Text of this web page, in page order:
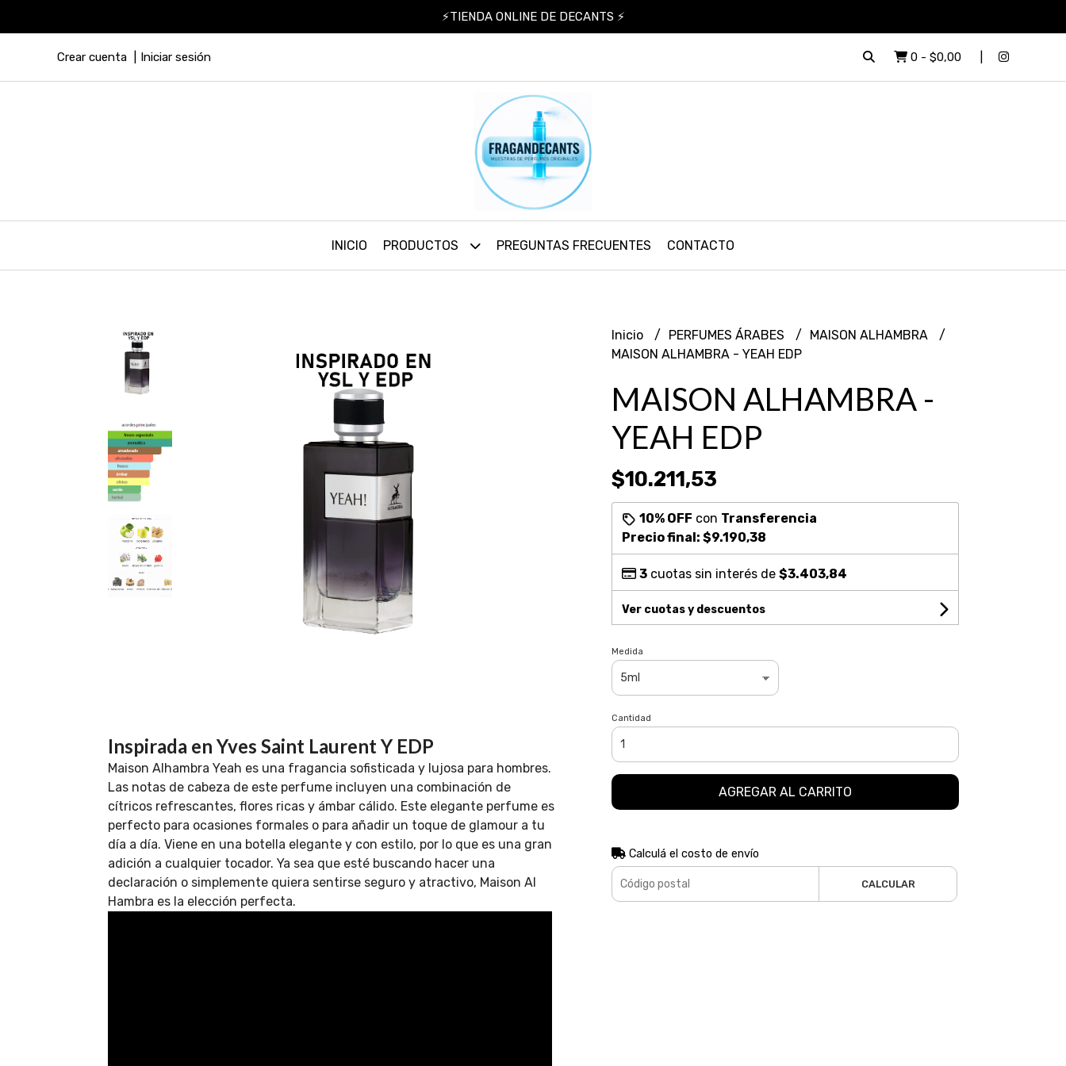
⚡TIENDA ONLINE DE DECANTS ⚡
Crear cuenta Iniciar sesión 0 - $0,00
INICIO PRODUCTOS PREGUNTAS FRECUENTES CONTACTO
Inspirada en Yves Saint Laurent Y EDP
Maison Alhambra Yeah es una fragancia sofisticada y lujosa para hombres.
Las notas de cabeza de este perfume incluyen una combinación de
cítricos refrescantes, flores ricas y ámbar cálido. Este elegante perfume es
perfecto para ocasiones formales o para añadir un toque de glamour a tu
día a día. Viene en una botella elegante y con estilo, por lo que es una gran
adición a cualquier tocador. Ya sea que esté buscando hacer una
declaración o simplemente quiera sentirse seguro y atractivo, Maison Al
Hambra es la elección perfecta.
Inicio PERFUMES ÁRABES
MAISON ALHAMBRA
MAISON ALHAMBRA - YEAH EDP
MAISON ALHAMBRA -
YEAH EDP
$10.211,53
10% OFF con Transferencia
Precio final: $9.190,38
3cuotas sin interés de $3.403,84
Ver cuotas y descuentos
Medida
Cantidad
AGREGAR AL CARRITO
Calculá el costo de envío
CALCULAR